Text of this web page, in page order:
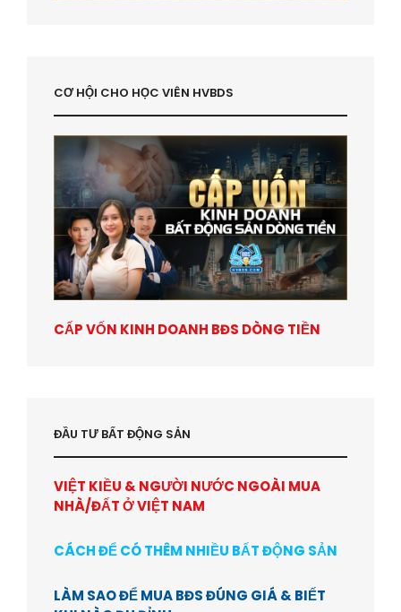
CƠ HỘI CHO HỌC VIÊN HVBDS
CẤP VỐN KINH DOANH BĐS DÒNG TIỀN
ĐẦU TƯ BẤT ĐỘNG SẢN
VIỆT KIỀU & NGƯỜI NƯỚC NGOÀI MUA
NHÀ/ĐẤT Ở VIỆT NAM
CÁCH ĐỂ CÓ THÊM NHIỀU BẤT ĐỘNG SẢN
LÀM SAO ĐỂ MUA BĐS ĐÚNG GIÁ & BIẾT